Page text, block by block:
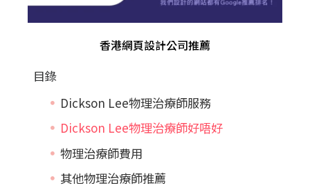
香港網頁設計公司推薦
目錄
Dickson Lee物理治療師服務
Dickson Lee物理治療師好唔好
物理治療師費用
其他物理治療師推薦